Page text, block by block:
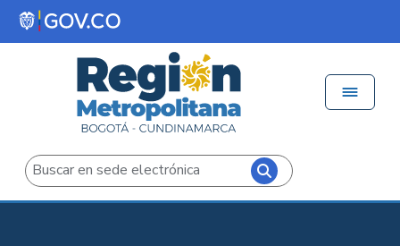
Pasar al contenido principal
Buscar